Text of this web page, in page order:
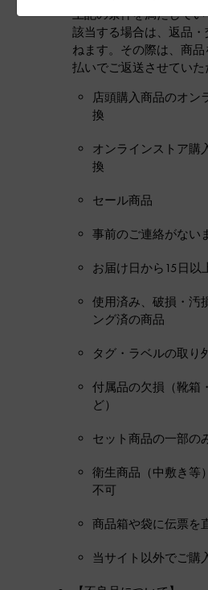
上記の条件を満たして
該当する場合は、返品
ねます。その際は、商
払いでご返送させていた
店頭購入商品のオン
換
オンラインストア購
換
セール商品
事前のご連絡がない
お届け日から15日以
使用済み、破損・汚
ング済の商品
タグ・ラベルの取り
付属品の欠損（靴箱
ど）
セット商品の一部の
衛生商品（中敷き等
不可
商品箱や袋に伝票を
当サイト以外でご購